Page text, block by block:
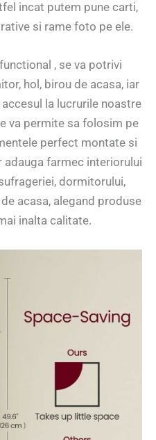
incat putem pune carti,
si rame foto pe ele.
, se va potrivi
hol, birou de acasa, iar
la lucrurile noastre
va permite sa folosim pe
perfect montate si
farmec interiorului
dormitorului,
acasa, alegand produse
inalta calitate.